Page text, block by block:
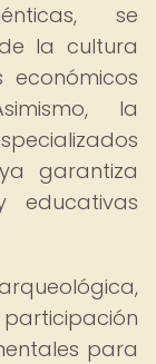
se
la cultura
la
garantiza
educativas
para